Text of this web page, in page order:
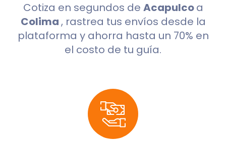
Cotiza en segundos de Acapulcoa
Colima, rastrea tus envíos desde la
plataforma y ahorra hasta un 70% en
el costo de tu guía.